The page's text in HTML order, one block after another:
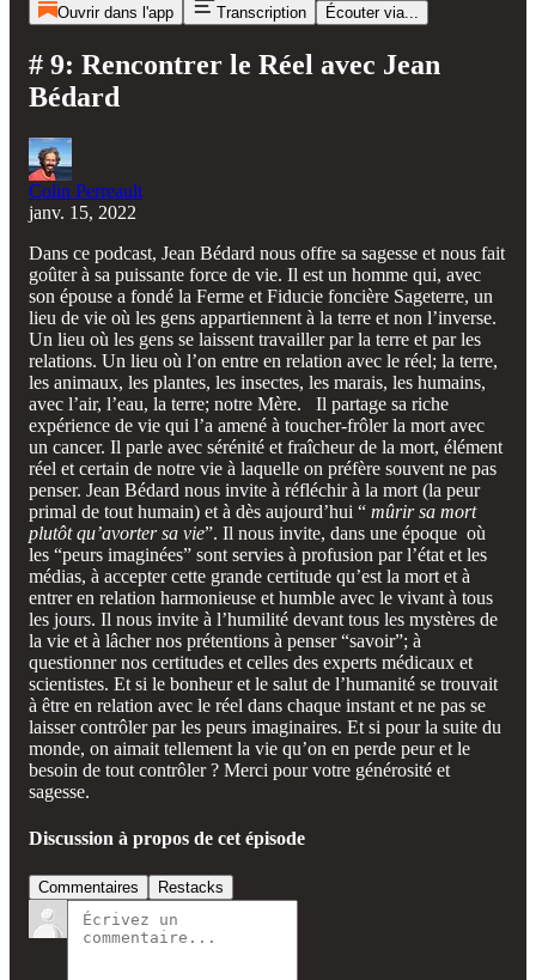
Ouvrir dans l'app Transcription Écouter via...
# 9: Rencontrer le Réel avec Jean
Bédard
Colin Perreault
janv. 15, 2022
Dans ce podcast, Jean Bédard nous offre sa sagesse et nous fait
goûter à sa puissante force de vie. Il est un homme qui, avec
son épouse a fondé la Ferme et Fiducie foncière Sageterre, un
lieu de vie où les gens appartiennent à la terre et non l’inverse.
Un lieu où les gens se laissent travailler par la terre et par les
relations. Un lieu où l’on entre en relation avec le réel; la terre,
les animaux, les plantes, les insectes, les marais, les humains,
avec l’air, l’eau, la terre; notre Mère. Il partage sa riche
expérience de vie qui l’a amené à toucher-frôler la mort avec
un cancer. Il parle avec sérénité et fraîcheur de la mort, élément
réel et certain de notre vie à laquelle on préfère souvent ne pas
penser. Jean Bédard nous invite à réfléchir à la mort (la peur
primal de tout humain) et à dès aujourd’hui “ mûrir sa mort
plutôt qu’avorter sa vie”. Il nous invite, dans une époque où
les “peurs imaginées” sont servies à profusion par l’état et les
médias, à accepter cette grande certitude qu’est la mort et à
entrer en relation harmonieuse et humble avec le vivant à tous
les jours. Il nous invite à l’humilité devant tous les mystères de
la vie et à lâcher nos prétentions à penser “savoir”; à
questionner nos certitudes et celles des experts médicaux et
scientistes. Et si le bonheur et le salut de l’humanité se trouvait
à être en relation avec le réel dans chaque instant et ne pas se
laisser contrôler par les peurs imaginaires. Et si pour la suite du
monde, on aimait tellement la vie qu’on en perde peur et le
besoin de tout contrôler ? Merci pour votre générosité et
sagesse.
Discussion à propos de cet épisode
Commentaires Restacks